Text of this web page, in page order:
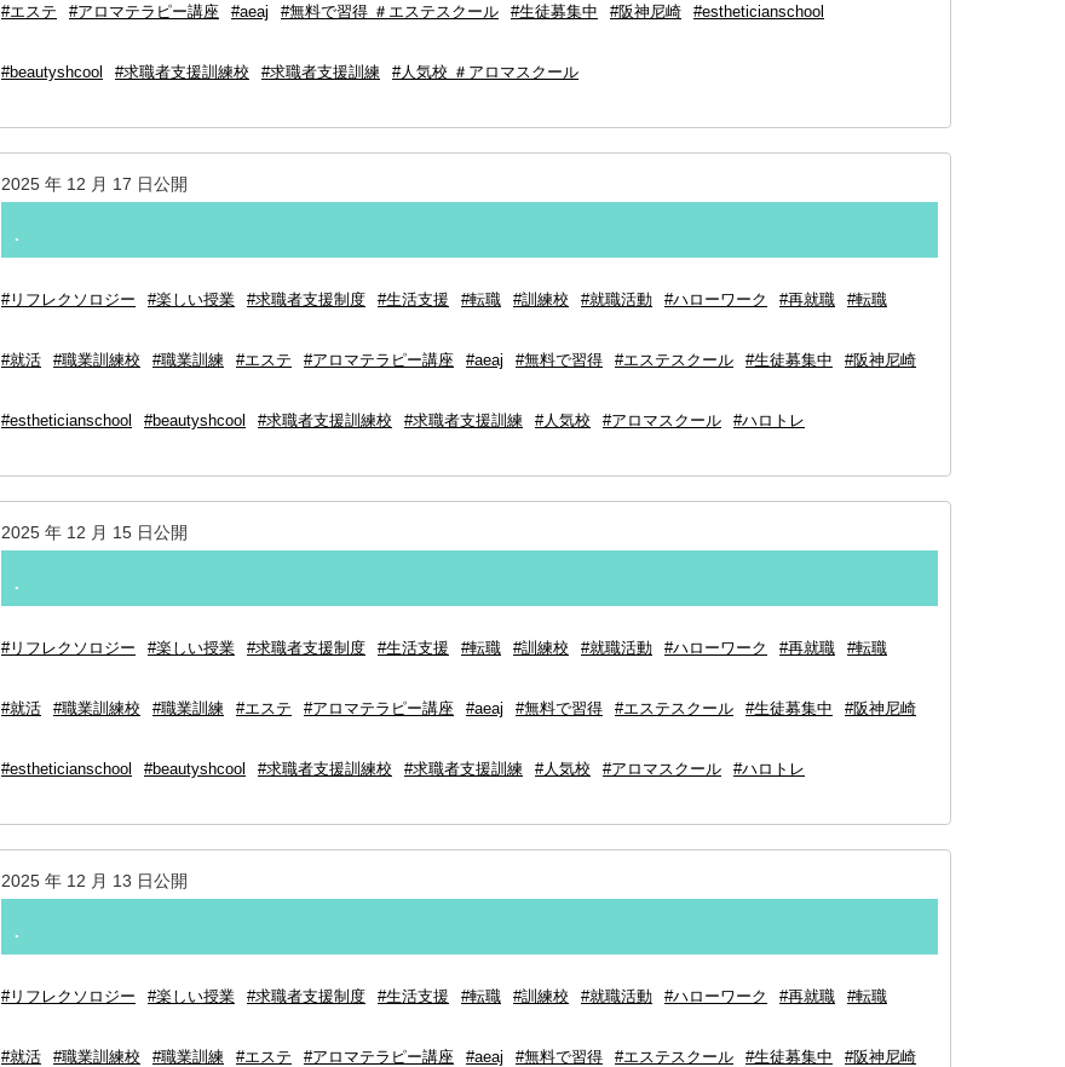
#エステ #アロマテラピー講座 #aeaj #無料で習得 ＃エステスクール #生徒募集中 #阪神尼崎 #estheticianschool
#beautyshcool #求職者支援訓練校 #求職者支援訓練 #人気校 ＃アロマスクール
2025 年 12 月 17 日公開
.⁡
#リフレクソロジー #楽しい授業 #求職者支援制度 #生活支援 #転職 #訓練校 #就職活動 #ハローワーク #再就職 #転職
#就活 #職業訓練校 #職業訓練 #エステ #アロマテラピー講座 #aeaj #無料で習得 #エステスクール #生徒募集中 #阪神尼崎
#estheticianschool #beautyshcool #求職者支援訓練校 #求職者支援訓練 #人気校 #アロマスクール #ハロトレ⁡
2025 年 12 月 15 日公開
.⁡
#リフレクソロジー #楽しい授業 #求職者支援制度 #生活支援 #転職 #訓練校 #就職活動 #ハローワーク #再就職 #転職
#就活 #職業訓練校 #職業訓練 #エステ #アロマテラピー講座 #aeaj #無料で習得 #エステスクール #生徒募集中 #阪神尼崎
#estheticianschool #beautyshcool #求職者支援訓練校 #求職者支援訓練 #人気校 #アロマスクール #ハロトレ⁡
2025 年 12 月 13 日公開
.⁡
#リフレクソロジー #楽しい授業 #求職者支援制度 #生活支援 #転職 #訓練校 #就職活動 #ハローワーク #再就職 #転職
#就活 #職業訓練校 #職業訓練 #エステ #アロマテラピー講座 #aeaj #無料で習得 #エステスクール #生徒募集中 #阪神尼崎